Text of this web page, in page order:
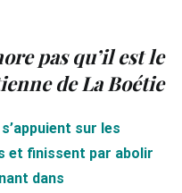
pas qu’il est le
de La Boétie
sur les
et finissent par abolir
dans